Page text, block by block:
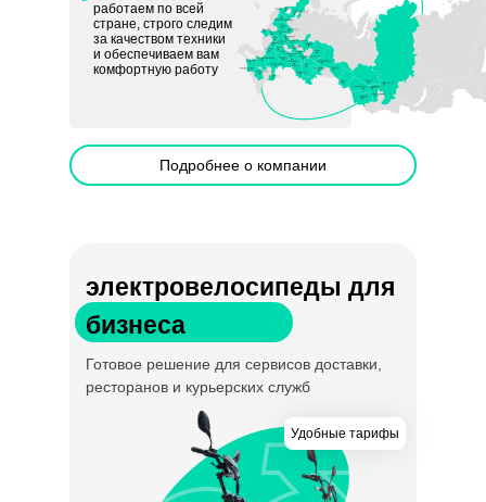
Подробнее о компании
работаем по всей
стране, строго следим
за качеством техники
и обеспечиваем вам
комфортную работу
электровелосипеды для
бизнеса
Готовое решение для сервисов доставки,
ресторанов и курьерских служб
Удобные тарифы